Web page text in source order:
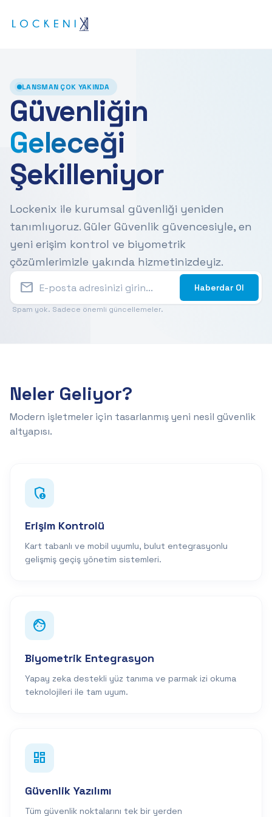
LANSMAN ÇOK YAKINDA
Güvenliğin
Geleceği
Şekilleniyor
Lockenix ile kurumsal güvenliği yeniden
tanımlıyoruz. Güler Güvenlik güvencesiyle, en
yeni erişim kontrol ve biyometrik
çözümlerimizle yakında hizmetinizdeyiz.
mail Haberdar Ol
Spam yok. Sadece önemli güncellemeler.
Neler Geliyor?
Modern işletmeler için tasarlanmış yeni nesil güvenlik
altyapısı.
admin_panel_settings
Erişim Kontrolü
Kart tabanlı ve mobil uyumlu, bulut entegrasyonlu
gelişmiş geçiş yönetim sistemleri.
face
Biyometrik Entegrasyon
Yapay zeka destekli yüz tanıma ve parmak izi okuma
teknolojileri ile tam uyum.
dashboard
Güvenlik Yazılımı
Tüm güvenlik noktalarını tek bir yerden